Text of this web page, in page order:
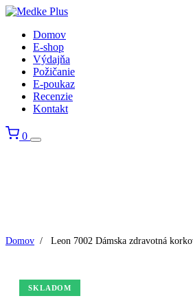
Domov
E-shop
Výdajňa
Požičanie
E-poukaz
Recenzie
Kontakt
0
Domov / Leon 7002 Dámska zdravotná
SKLADOM